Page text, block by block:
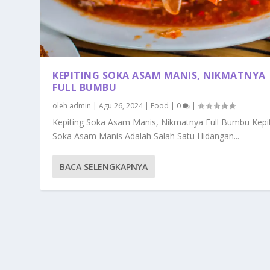
KEPITING SOKA ASAM MANIS, NIKMATNYA
FULL BUMBU
oleh admin |Agu 26, 2024| Food | 0 |
Kepiting Soka Asam Manis, Nikmatnya Full Bumbu
Soka Asam Manis Adalah Salah Satu Hidangan...
BACA SELENGKAPNYA